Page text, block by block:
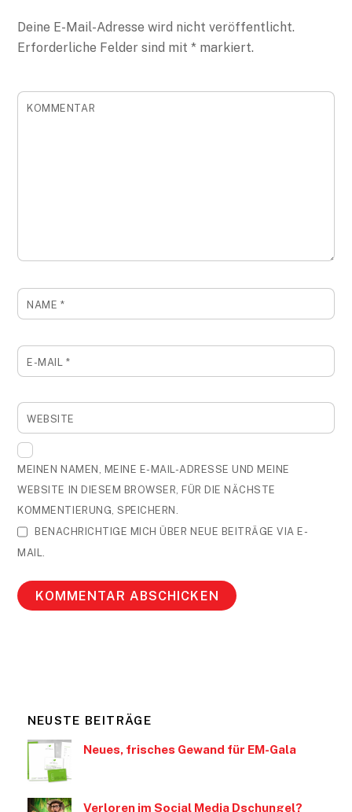
Deine E-Mail-Adresse wird nicht veröffentlicht.
Erforderliche Felder sind mit* markiert.
KOMMENTAR
NAME *
E-MAIL *
WEBSITE
MEINEN NAMEN, MEINE E-MAIL-ADRESSE UND MEINE
WEBSITE IN DIESEM BROWSER, FÜR DIE NÄCHSTE
KOMMENTIERUNG, SPEICHERN.
BENACHRICHTIGE MICH ÜBER NEUE BEITRÄGE VIA E-
MAIL.
NEUSTE BEITRÄGE
Neues, frisches Gewand für EM-Gala
Verloren im Social Media Dschungel?